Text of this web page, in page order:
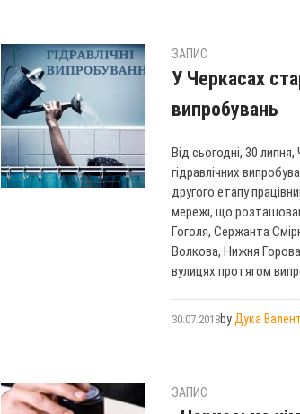
ЗАПИС
У Черкасах
випробувань
Від сьогодні, 30
гідравлічних
другого етапу
мережі, що
Гоголя, Сержанта
Волкова, Нижня
вулицях протягом
30.07.2018by Дука
ЗАПИС